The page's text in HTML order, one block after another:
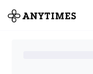
全て